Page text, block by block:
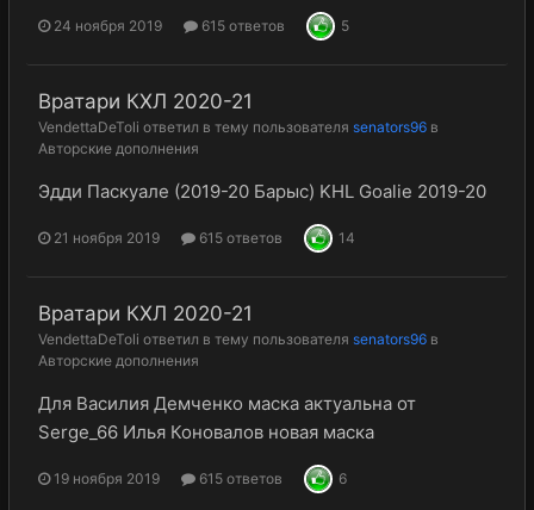
24 ноября 2019 615 ответов 5
Вратари КХЛ 2020-21
VendettaDeToli ответил в тему пользователя senators96 в
Авторские дополнения
Эдди Паскуале (2019-20 Барыс) KHL Goalie 2019-20
21 ноября 2019 615 ответов 14
Вратари КХЛ 2020-21
VendettaDeToli ответил в тему пользователя senators96 в
Авторские дополнения
Для Василия Демченко маска актуальна от
Serge_66 Илья Коновалов новая маска
19 ноября 2019 615 ответов 6